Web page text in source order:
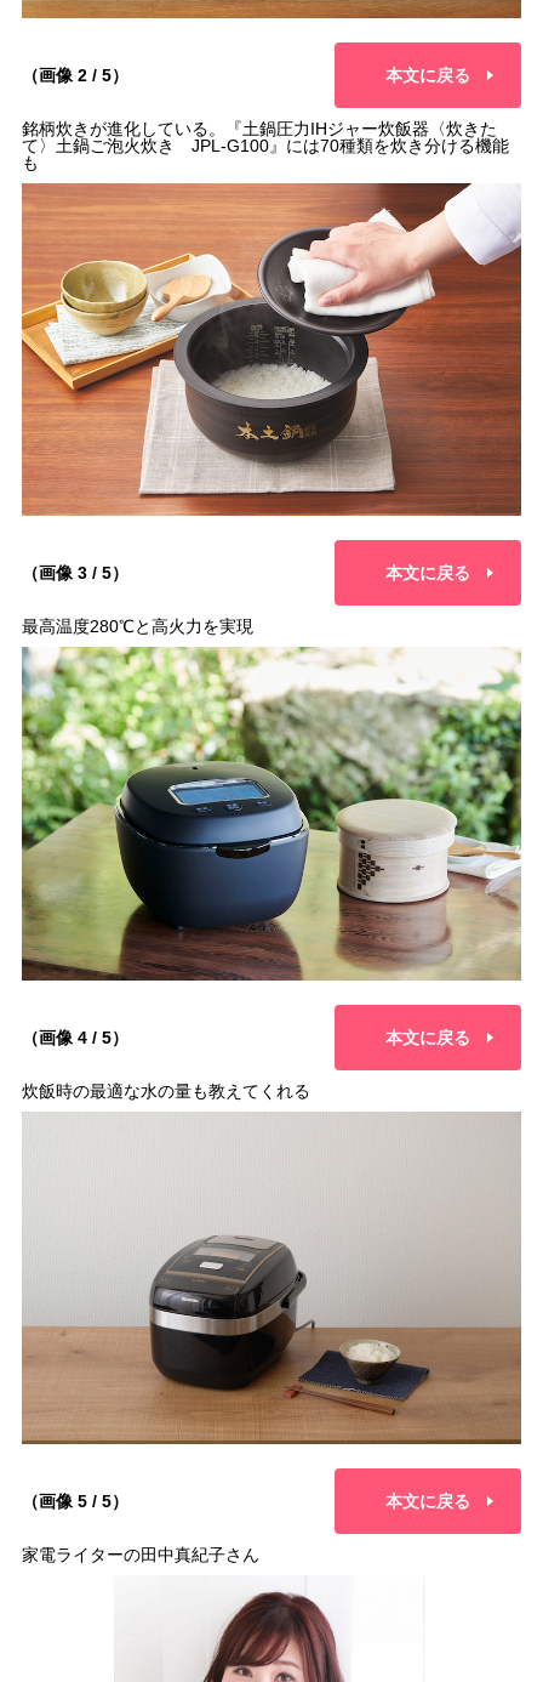
（画像 2 / 5） 本文に戻る
銘柄炊きが進化している。『土鍋圧力IHジャー炊飯器〈炊きた
て〉土鍋ご泡火炊き JPL-G100』には70種類を炊き分ける機能
も
（画像 3 / 5） 本文に戻る
最高温度280℃と高火力を実現
（画像 4 / 5） 本文に戻る
炊飯時の最適な水の量も教えてくれる
（画像 5 / 5） 本文に戻る
家電ライターの田中真紀子さん